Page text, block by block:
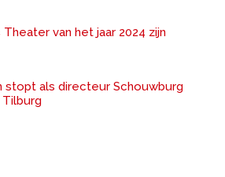
van het jaar 2024 zijn
stopt als directeur Schouwburg